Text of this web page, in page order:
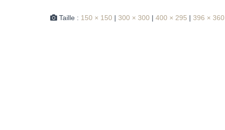
Taille : 150 × 150 | 300 × 300 | 400 × 295 | 396 × 360